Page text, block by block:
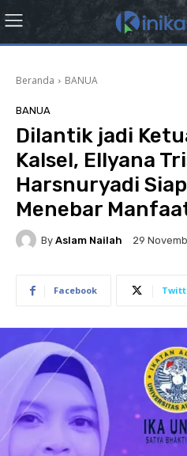
Beranda BANUA
BANUA
Dilantik jadi
Kalsel, Ellyana
Harsnuryadi
Menebar
By Aslam Nailah 29
Facebook